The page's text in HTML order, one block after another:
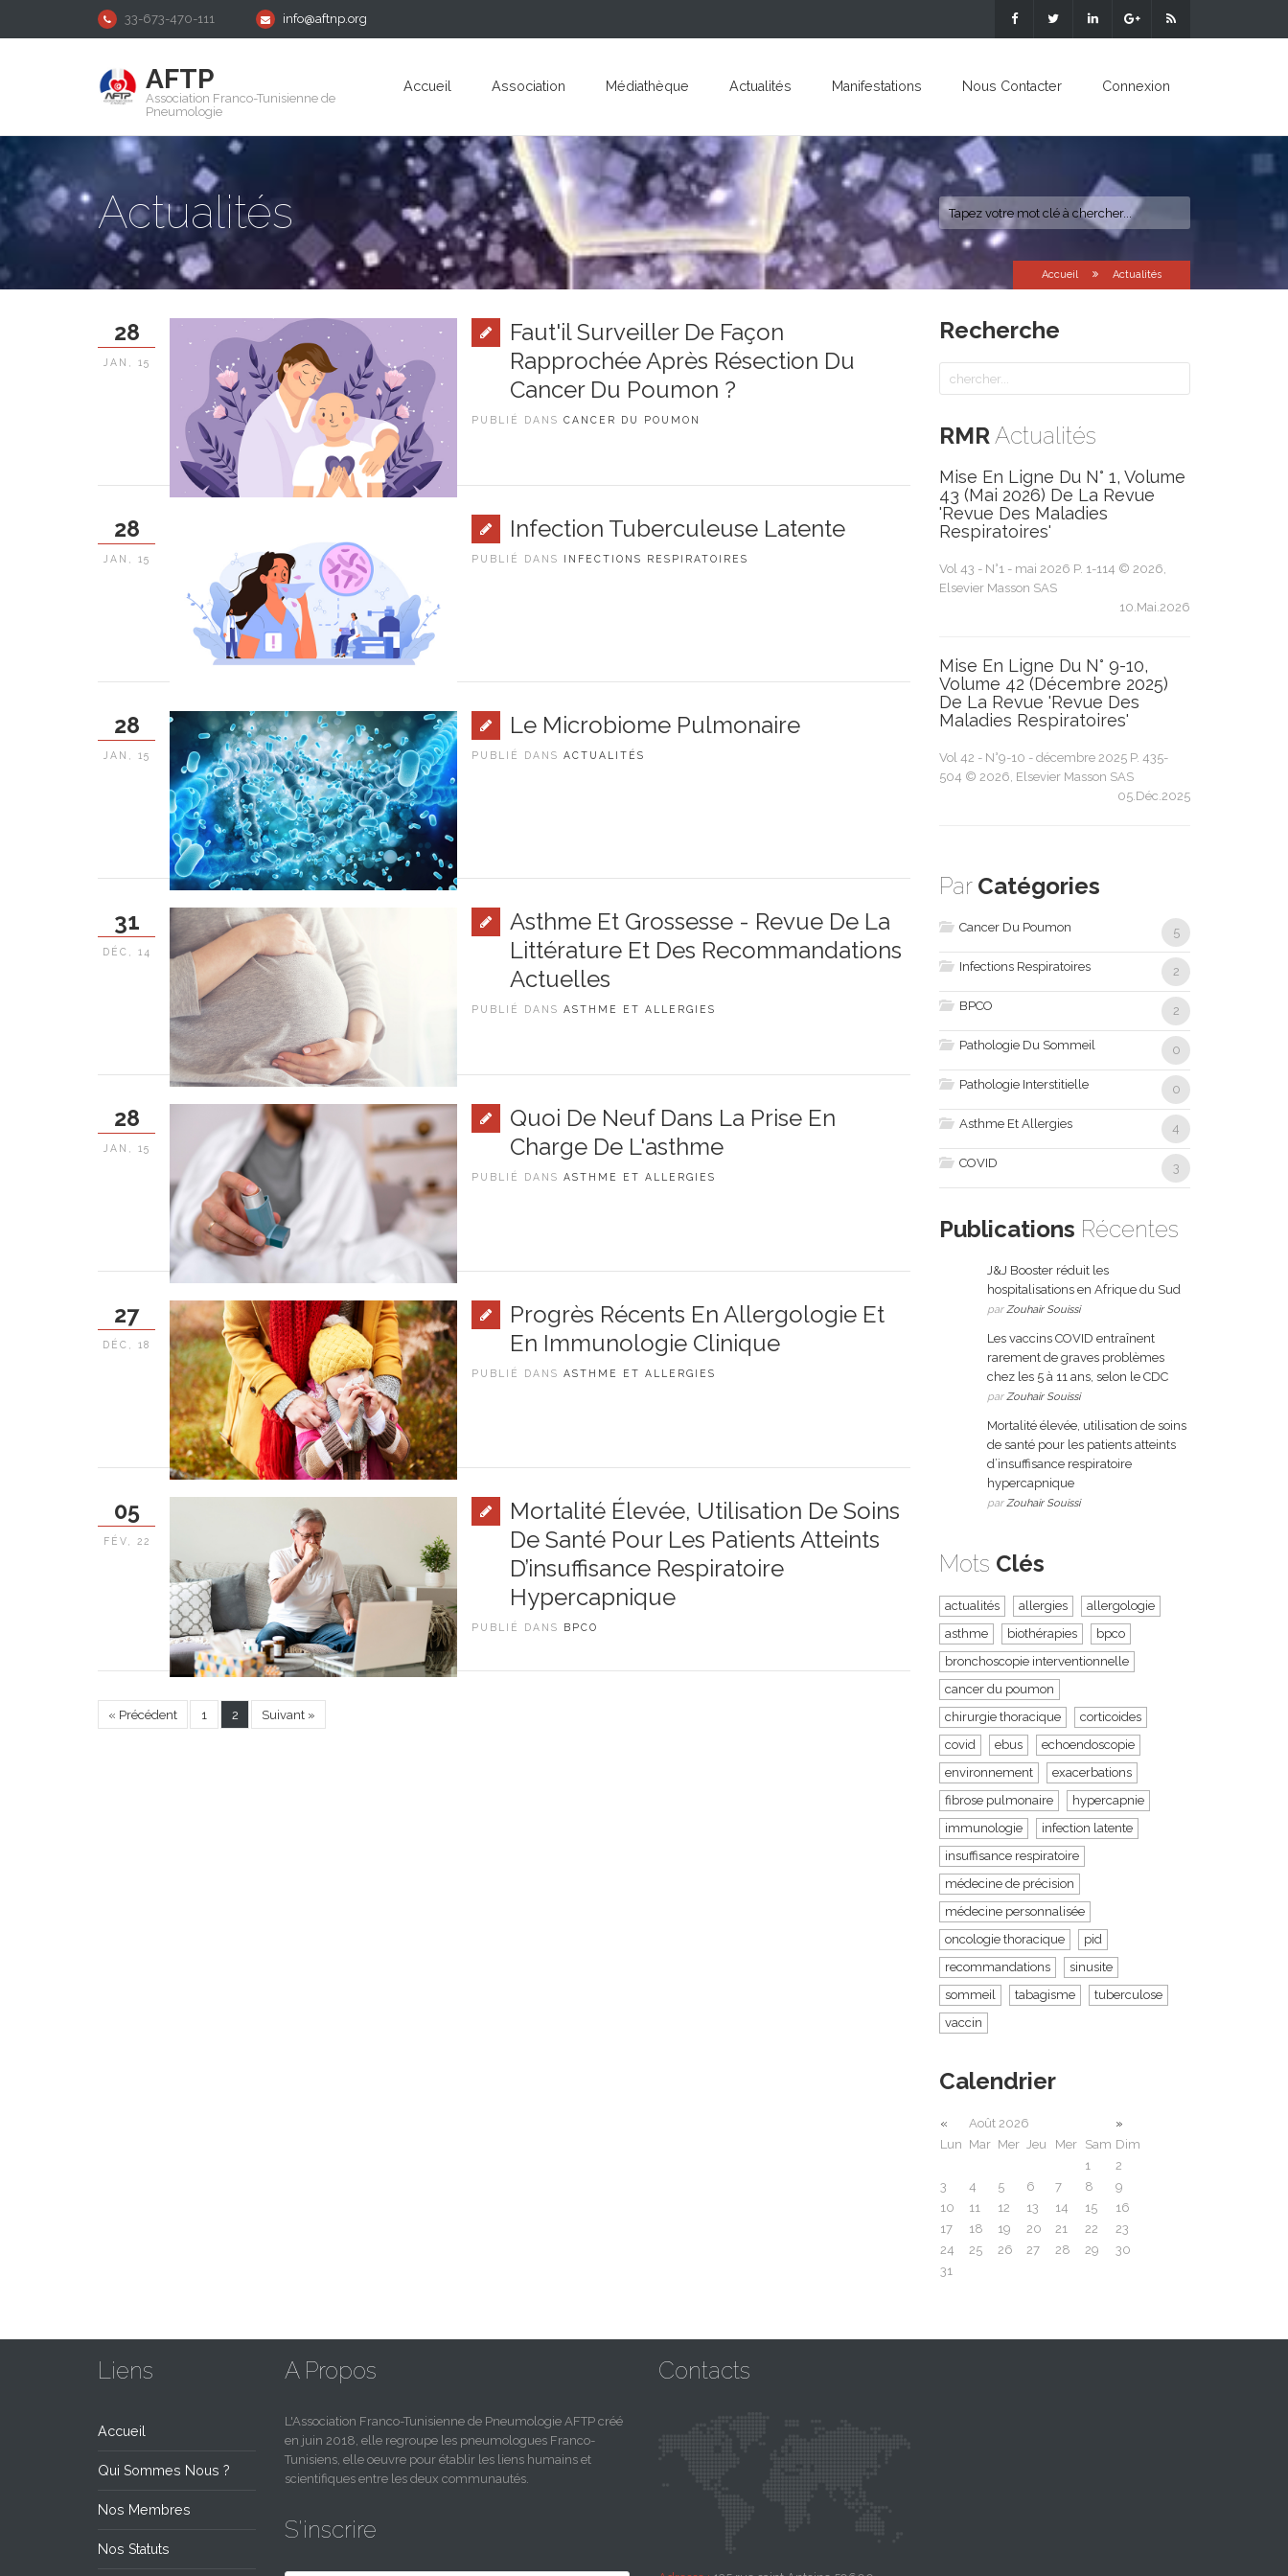
33-673-470-111 info@aftnp.org
AFTP
Association Franco-Tunisienne de
Pneumologie
Accueil Association Médiathèque Actualités Manifestations Nous Contacter Connexion
Actualités
Accueil Actualités
Faut'il Surveiller De Façon
Rapprochée Après Résection Du
Cancer Du Poumon ?
PUBLIÉ DANS CANCER DU POUMON
28
JAN, 15
Infection Tuberculeuse Latente
PUBLIÉ DANS INFECTIONS RESPIRATOIRES
28
JAN, 15
Le Microbiome Pulmonaire
PUBLIÉ DANS ACTUALITÉS
28
JAN, 15
Asthme Et Grossesse - Revue De La
Littérature Et Des Recommandations
Actuelles
PUBLIÉ DANS ASTHME ET ALLERGIES
31
DÉC, 14
Quoi De Neuf Dans La Prise En
Charge De L'asthme
PUBLIÉ DANS ASTHME ET ALLERGIES
28
JAN, 15
Progrès Récents En Allergologie Et
En Immunologie Clinique
PUBLIÉ DANS ASTHME ET ALLERGIES
27
DÉC, 18
Mortalité Élevée, Utilisation De Soins
De Santé Pour Les Patients Atteints
D’insuffisance Respiratoire
Hypercapnique
PUBLIÉ DANS BPCO
05
FÉV, 22
« Précédent 1 2 Suivant »
Recherche
RMRActualités
Mise En Ligne Du N° 1, Volume
43 (mai 2026) De La Revue
'Revue Des Maladies
Respiratoires'
Vol 43 - N°1 - mai 2026 P. 1-114 © 2026,
Elsevier Masson SAS
10.Mai.2026
Mise En Ligne Du N° 9-10,
Volume 42 (décembre 2025)
De La Revue 'Revue Des
Maladies Respiratoires'
Vol 42 - N°9-10 - décembre 2025 P. 435-
504 © 2026, Elsevier Masson SAS
05.Déc.2025
Par Catégories
Cancer Du Poumon 5
Infections Respiratoires 2
BPCO 2
Pathologie Du Sommeil 0
Pathologie Interstitielle 0
Asthme Et Allergies 4
COVID 3
Publications Récentes
J&J Booster réduit les
hospitalisations en Afrique du Sud
parZouhair Souissi
Les vaccins COVID entraînent
rarement de graves problèmes
chez les 5 à 11 ans, selon le CDC
parZouhair Souissi
Mortalité élevée, utilisation de soins
de santé pour les patients atteints
d’insuffisance respiratoire
hypercapnique
parZouhair Souissi
Mots Clés
actualités allergies
allergologie
asthme
biothérapies
bpco
bronchoscopie interventionnelle
cancer du poumon
chirurgie thoracique
corticoides
covid
ebus
echoendoscopie
environnement
exacerbations
fibrose pulmonaire
hypercapnie
immunologie
infection latente
insuffisance respiratoire
médecine de précision
médecine personnalisée
oncologie thoracique
pid
recommandations
sinusite
sommeil
tabagisme
tuberculose
vaccin
Calendrier
« Août 2026
»
Lun Mar Mer Jeu Mer Sam Dim
1
2
3
4 5 6 7 8
9
10
11 12 13 14 15
16
17
18 19 20 21 22
23
24
25 26 27 28 29
30
31
Liens
Accueil
Qui Sommes Nous ?
Nos Membres
Nos Statuts
A Propos
L'Association Franco-Tunisienne de Pneumologie AFTP créé
en juin 2018, elle regroupe les pneumologues Franco-
Tunisiens, elle oeuvre pour établir les liens humains et
scientifiques entre les deux communautés.
S'inscrire
Contacts